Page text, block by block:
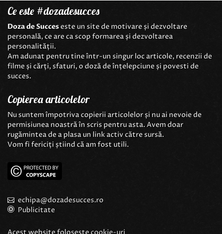
Ce este #dozadesucces
Doza de Succeseste un site de motivare și dezvoltare
personală, ce are ca scop formarea și dezvoltarea
personalității.
Am adunat pentru tine într-un singur loc articole, recenzii de
filme și cărți, sfaturi, o doză de înțelepciune și povesti de
succes.
Copierea articolelor
Nu suntem împotriva copierii articolelor și nu ai nevoie de
permisiunea noastră în scris pentru asta. Avem doar
rugămintea de a plasa un link activ către sursă.
Vom fi fericiți știind că am fost utili.
echipa@dozadesucces.ro
Publicitate